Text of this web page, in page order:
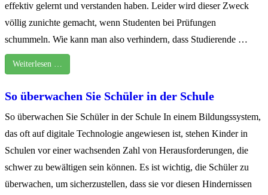
effektiv gelernt und verstanden haben. Leider wird dieser Zweck
völlig zunichte gemacht, wenn Studenten bei Prüfungen
schummeln. Wie kann man also verhindern, dass Studierende …
Weiterlesen …
So überwachen Sie Schüler in der Schule
So überwachen Sie Schüler in der Schule In einem Bildungssystem,
das oft auf digitale Technologie angewiesen ist, stehen Kinder in
Schulen vor einer wachsenden Zahl von Herausforderungen, die
schwer zu bewältigen sein können. Es ist wichtig, die Schüler zu
überwachen, um sicherzustellen, dass sie vor diesen Hindernissen